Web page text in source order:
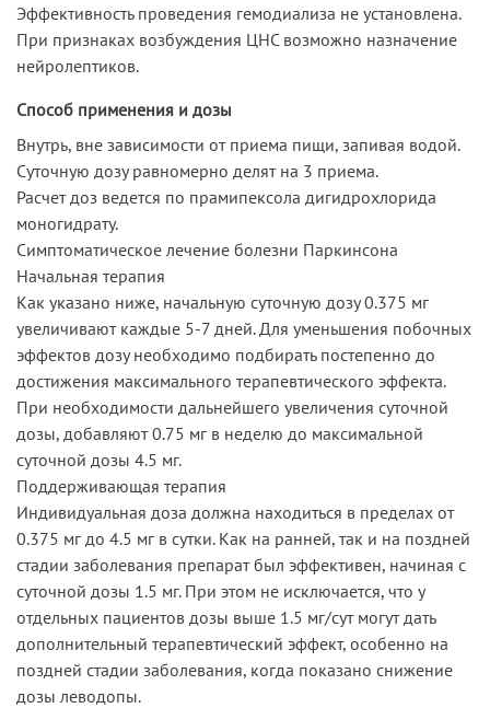
Эффективность проведения гемодиализа не установлена.
При признаках возбуждения ЦНС возможно назначение
нейролептиков.
Способ применения и дозы
Внутрь, вне зависимости от приема пищи, запивая водой.
Суточную дозу равномерно делят на 3 приема.
Расчет доз ведется по прамипексола дигидрохлорида
моногидрату.
Симптоматическое лечение болезни Паркинсона
Начальная терапия
Как указано ниже, начальную суточную дозу 0.375 мг
увеличивают каждые 5-7 дней. Для уменьшения побочных
эффектов дозу необходимо подбирать постепенно до
достижения максимального терапевтического эффекта.
При необходимости дальнейшего увеличения суточной
дозы, добавляют 0.75 мг в неделю до максимальной
суточной дозы 4.5 мг.
Поддерживающая терапия
Индивидуальная доза должна находиться в пределах от
0.375 мг до 4.5 мг в сутки. Как на ранней, так и на поздней
стадии заболевания препарат был эффективен, начиная с
суточной дозы 1.5 мг. При этом не исключается, что у
отдельных пациентов дозы выше 1.5 мг/сут могут дать
дополнительный терапевтический эффект, особенно на
поздней стадии заболевания, когда показано снижение
дозы леводопы.